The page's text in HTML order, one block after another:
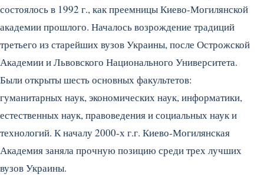
состоялось в 1992 г., как преемницы Киево-Могилянской
академии прошлого. Началось возрождение традиций
третьего из старейших вузов Украины, после Острожской
Академии и Львовского Национального Университета.
Были открыты шесть основных факультетов:
гуманитарных наук, экономических наук, информатики,
естественных наук, правоведения и социальных наук и
технологий. К началу 2000-х г.г. Киево-Могилянская
Академия заняла прочную позицию среди трех лучших
вузов Украины.